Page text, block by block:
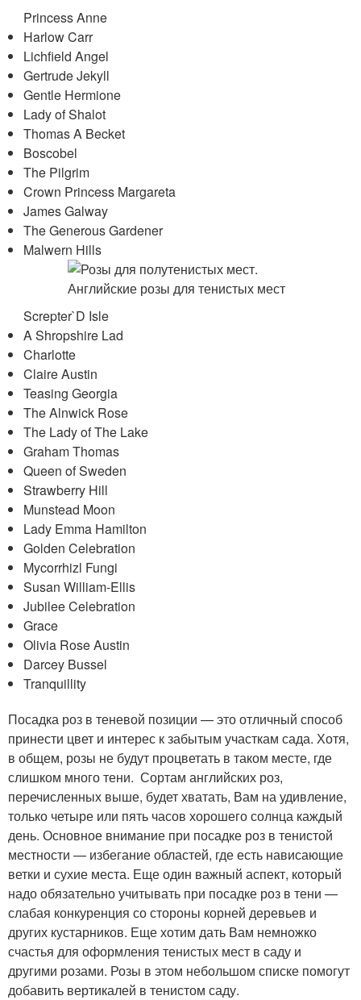
Princess Anne
Harlow Carr
Lichfield Angel
Gertrude Jekyll
Gentle Hermione
Lady of Shalot
Thomas A Becket
Boscobel
The Pilgrim
Crown Princess Margareta
James Galway
The Generous Gardener
Malwern Hills
Screpter`D Isle
A Shropshire Lad
Charlotte
Claire Austin
Teasing Georgia
The Alnwick Rose
The Lady of The Lake
Graham Thomas
Queen of Sweden
Strawberry Hill
Munstead Moon
Lady Emma Hamilton
Golden Celebration
Mycorrhizl Fungi
Susan William-Ellis
Jubilee Celebration
Grace
Olivia Rose Austin
Darcey Bussel
Tranquillity
Посадка роз в теневой позиции — это отличный способ
принести цвет и интерес к забытым участкам сада. Хотя,
в общем, розы не будут процветать в таком месте, где
слишком много тени. Сортам английских роз,
перечисленных выше, будет хватать, Вам на удивление,
только четыре или пять часов хорошего солнца каждый
день. Основное внимание при посадке роз в тенистой
местности — избегание областей, где есть нависающие
ветки и сухие места. Еще один важный аспект, который
надо обязательно учитывать при посадке роз в тени —
слабая конкуренция со стороны корней деревьев и
других кустарников. Еще хотим дать Вам немножко
счастья для оформления тенистых мест в саду и
другими розами. Розы в этом небольшом списке помогут
добавить вертикалей в тенистом саду.